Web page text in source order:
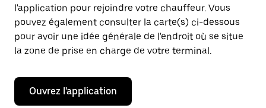
l'application pour rejoindre votre chauffeur. Vous
pouvez également consulter la carte(s) ci-dessous
pour avoir une idée générale de l'endroit où se situe
la zone de prise en charge de votre terminal.
Ouvrez l'application